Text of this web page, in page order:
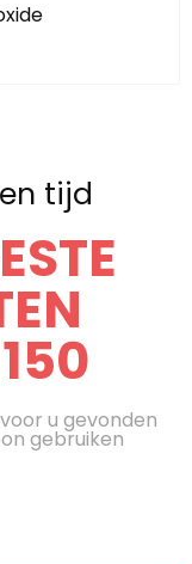
tijd
u gevonden
gebruiken